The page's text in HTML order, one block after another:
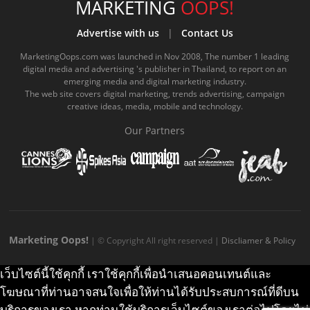
e
b
o
o
k
c
o
t
u
b
e
.
o
o
m
e
m
e
t
a
g
r
a
.
t
o
k
.
c
m
MARKETING OOPS!
Advertise with us| Contact Us
MarketingOops.com was launched in Nov 2008, The number 1 leading
digital media and advertising 's publisher in Thailand, to report on an
emerging media and digital marketing industry.
The web site covers digital marketing, trends advertising, campaign
creative ideas, media, mobile and technology.
Our Partners
Marketing Oops! | © Copyright All right reserved | Discliamer & Policy
เว็บไซต์นี้ใช้คุกกี้ เราใช้คุกกี้เพื่อนำเสนอคอนเทนต์และ
โฆษณาที่ท่านอาจสนใจเพื่อให้ท่านได้รับประสบการณ์ที่ดีบน